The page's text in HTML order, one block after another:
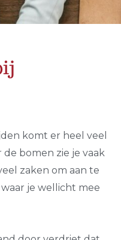
komt er heel veel
bomen zie je vaak
zaken om aan te
je wellicht mee